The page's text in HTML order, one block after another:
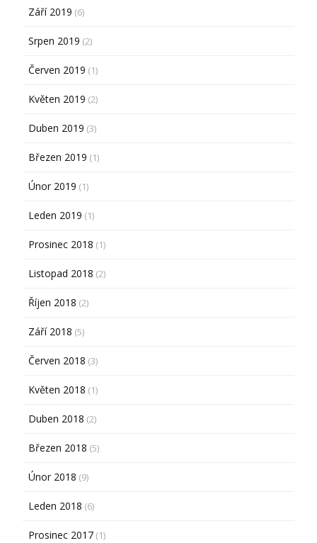
Září 2019 (6)
Srpen 2019 (2)
Červen 2019 (1)
Květen 2019 (2)
Duben 2019 (3)
Březen 2019 (1)
Únor 2019 (1)
Leden 2019 (1)
Prosinec 2018 (1)
Listopad 2018 (2)
Říjen 2018 (2)
Září 2018 (5)
Červen 2018 (3)
Květen 2018 (1)
Duben 2018 (2)
Březen 2018 (5)
Únor 2018 (9)
Leden 2018 (6)
Prosinec 2017 (1)